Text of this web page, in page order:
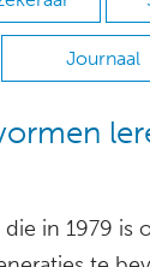
Journaal
die in 1979 is